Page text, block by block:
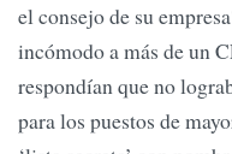
el consejo de su
incómodo a más de un
respondían que no
para los puestos de